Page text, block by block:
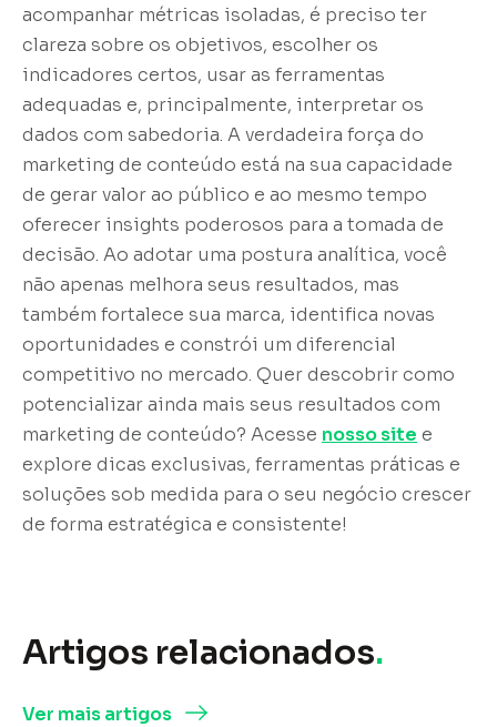
acompanhar métricas isoladas, é preciso ter
clareza sobre os objetivos, escolher os
indicadores certos, usar as ferramentas
adequadas e, principalmente, interpretar os
dados com sabedoria. A verdadeira força do
marketing de conteúdo está na sua capacidade
de gerar valor ao público e ao mesmo tempo
oferecer insights poderosos para a tomada de
decisão. Ao adotar uma postura analítica, você
não apenas melhora seus resultados, mas
também fortalece sua marca, identifica novas
oportunidades e constrói um diferencial
competitivo no mercado. Quer descobrir como
potencializar ainda mais seus resultados com
marketing de conteúdo? Acesse nosso site e
explore dicas exclusivas, ferramentas práticas e
soluções sob medida para o seu negócio crescer
de forma estratégica e consistente!
Artigos relacionados.
Ver mais artigos